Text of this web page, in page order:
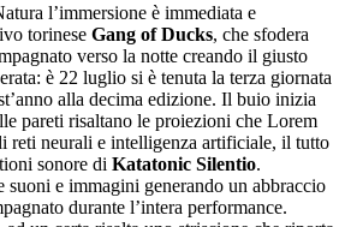
l’immersione è immediata e
torinese Gang of Ducks, che sfodera
verso la notte creando il giusto
è 22 luglio si è tenuta la terza giornata
alla decima edizione. Il buio inizia
pareti risaltano le proiezioni che Lorem
reti neurali e intelligenza artificiale, il tutto
sonore di Katatonic Silentio.
suoni e immagini generando un abbraccio
durante l’intera performance.